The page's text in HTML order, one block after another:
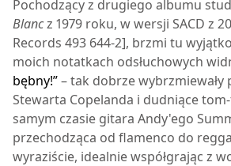
Pochodzący z drugiego albumu
Blancz 1979 roku, w wersji SACD z
Records 493 644-2], brzmi tu
moich notatkach odsłuchowych
bębny!”– tak dobrze
Stewarta Copelanda i dudniące
samym czasie gitara Andy'ego
przechodząca od flamenco do
wyraziście, idealnie współgrając z